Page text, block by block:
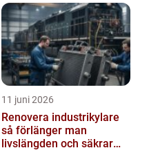
11 juni 2026
Renovera industrikylare
så förlänger man
livslängden och säkrar